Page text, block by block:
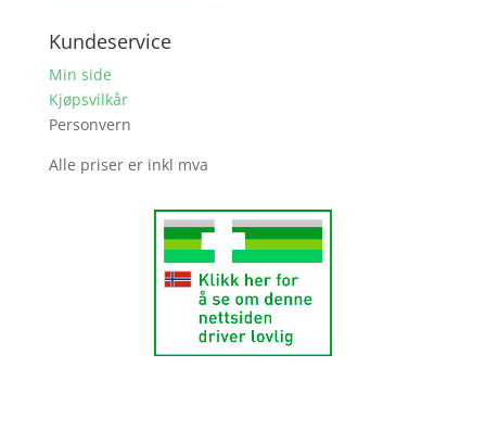
Kundeservice
Min side
Kjøpsvilkår
Personvern
Alle priser er inkl mva